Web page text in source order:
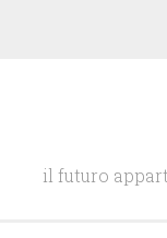
il futuro